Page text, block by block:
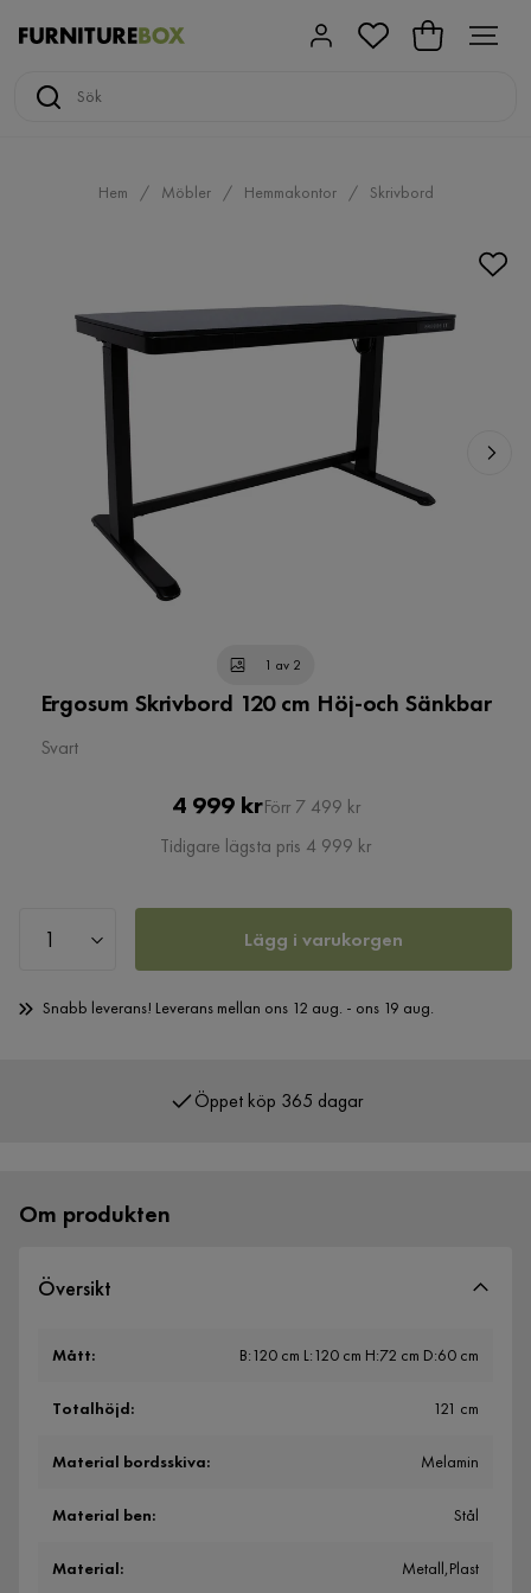
Hem Möbler Hemmakontor Skrivbord
1 av 2
Ergosum Skrivbord 120 cm Höj-och Sänkbar
Svart
Pris
4 999 krOriginal
Pris
Förr 7 499 kr
Tidigare lägsta pris 4 999 kr
Lägg i varukorgen
Snabb leverans! Leverans mellan ons 12 aug. - ons 19 aug.
Om produkten
Översikt
Mått: B:120 cm L:120 cm H:72 cm D:60 cm
Totalhöjd: 121 cm
Material bordsskiva: Melamin
Material ben: Stål
Material: Metall,Plast